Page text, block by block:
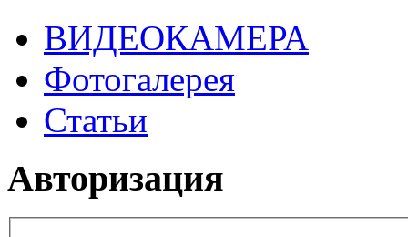
ВИДЕОКАМЕРА
Фотогалерея
Статьи
Авторизация